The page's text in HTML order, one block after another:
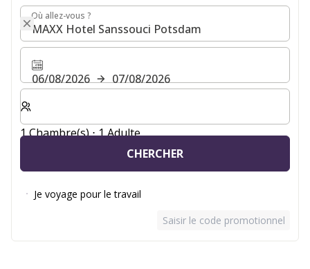
Où allez-vous ?
Où allez-vous ?
06/08/2026
07/08/2026
Sélectionnez le nombre de chambres et d'invités pour
1 Chambre(s) ⋅ 1 Adulte
CHERCHER
Je voyage pour le travail
Saisir le code promotionnel